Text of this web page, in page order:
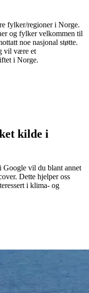
fylker/regioner i Norge.
og fylker velkommen til
noe nasjonal støtte.
vil være et
i Norge.
kilde i
Google vil du blant annet
Dette hjelper oss
i klima- og